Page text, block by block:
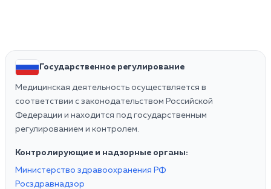
Государственное регулирование
Медицинская деятельность осуществляется в
соответствии с законодательством Российской
Федерации и находится под государственным
регулированием и контролем.
Контролирующие и надзорные органы:
Министерство здравоохранения РФ
Росздравнадзор